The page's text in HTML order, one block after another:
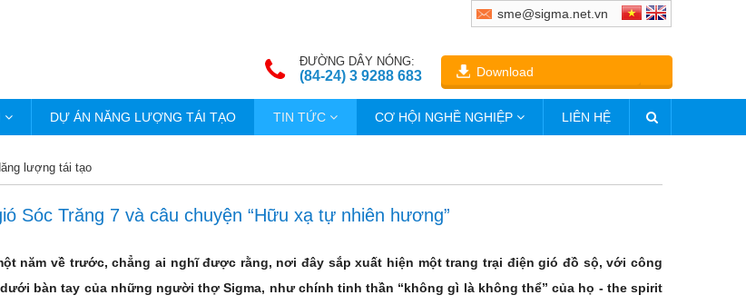
sme@sigma.net.vn
Download
ĐƯỜNG DÂY NÓNG:
(84-24) 3 9288 683
DỰ ÁN NĂNG LƯỢNG TÁI TẠO TIN TỨC CƠ HỘI NGHỀ NGHIỆP LIÊN HỆ
lượng tái tạo
Sóc Trăng 7 và câu chuyện “Hữu xạ tự nhiên hương”
năm về trước, chẳng ai nghĩ được rằng, nơi đây sắp xuất hiện một trang trại điện gió đồ sộ, với công
dưới bàn tay của những người thợ Sigma, như chính tinh thần “không gì là không thể” của họ - the spirit